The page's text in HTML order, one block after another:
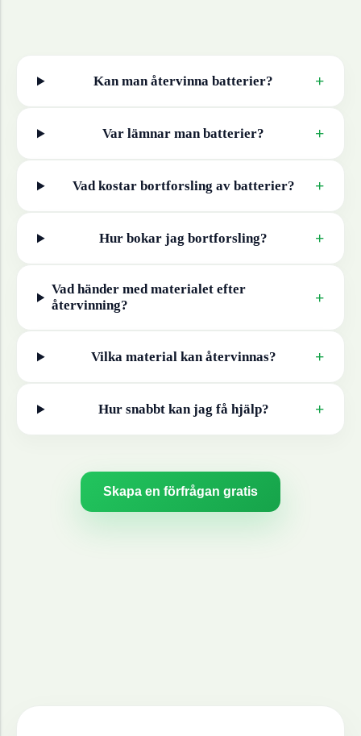
Kan man återvinna batterier? +
Var lämnar man batterier? +
Vad kostar bortforsling av batterier? +
Hur bokar jag bortforsling? +
Vad händer med materialet efter
återvinning?
+
Vilka material kan återvinnas? +
Hur snabbt kan jag få hjälp? +
Skapa en förfrågan gratis